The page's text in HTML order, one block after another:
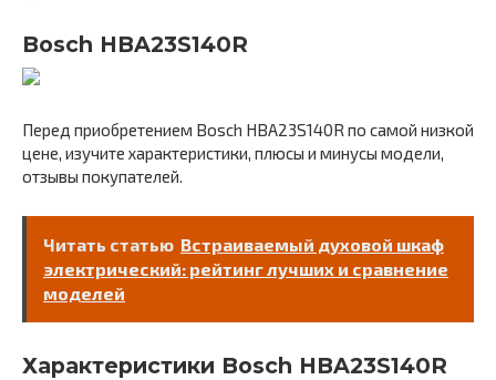
Bosch HBA23S140R
Перед приобретением Bosch HBA23S140R по самой низкой
цене, изучите характеристики, плюсы и минусы модели,
отзывы покупателей.
Читать статью Встраиваемый духовой шкаф
электрический: рейтинг лучших и сравнение
моделей
Характеристики Bosch HBA23S140R